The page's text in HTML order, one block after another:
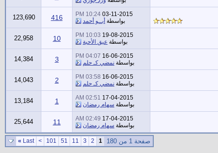
03-11-2015
10:24 PM
بواسطة أبــو أحمد 416
123,690
19-08-2015
10:03 PM
بواسطة عبق الأحبة 10
22,958
16-06-2015
04:07 PM
بواسطة نمضي كـ حلم 3
14,384
16-06-2015
03:58 PM
بواسطة نمضي كـ حلم 2
14,043
17-04-2015
02:51 AM
بواسطة سهام رمضان 1
13,184
17-04-2015
02:49 AM
بواسطة سهام رمضان 11
25,644
صفحة 1 من 180 1
2
3
11
51
101
>
Last
»